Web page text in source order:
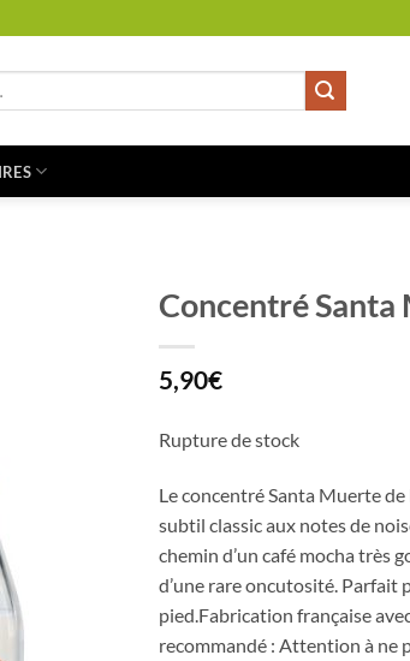
Concentré Santa
5,90€
Rupture de stock
Le concentré Santa Muerte
subtil classic aux notes de
chemin d’un café mocha très
d’une rare oncutosité. Parfait
pied.Fabrication française
recommandé : Attention à ne